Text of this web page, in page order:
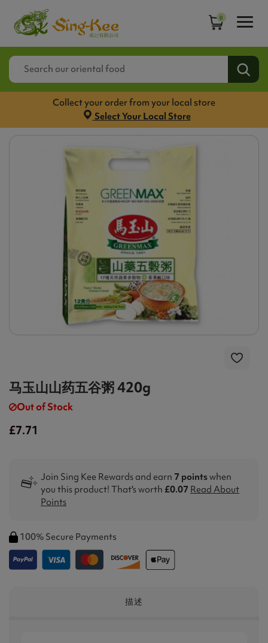
0
Collect your order from your local store
Select Your Local Store
马玉山山药五谷粥 420g
Out of Stock
£7.71
Join Sing Kee Rewards and earn 7 pointswhen
you this product! That's worth £0.07 Read About
Points
100% Secure Payments
描述